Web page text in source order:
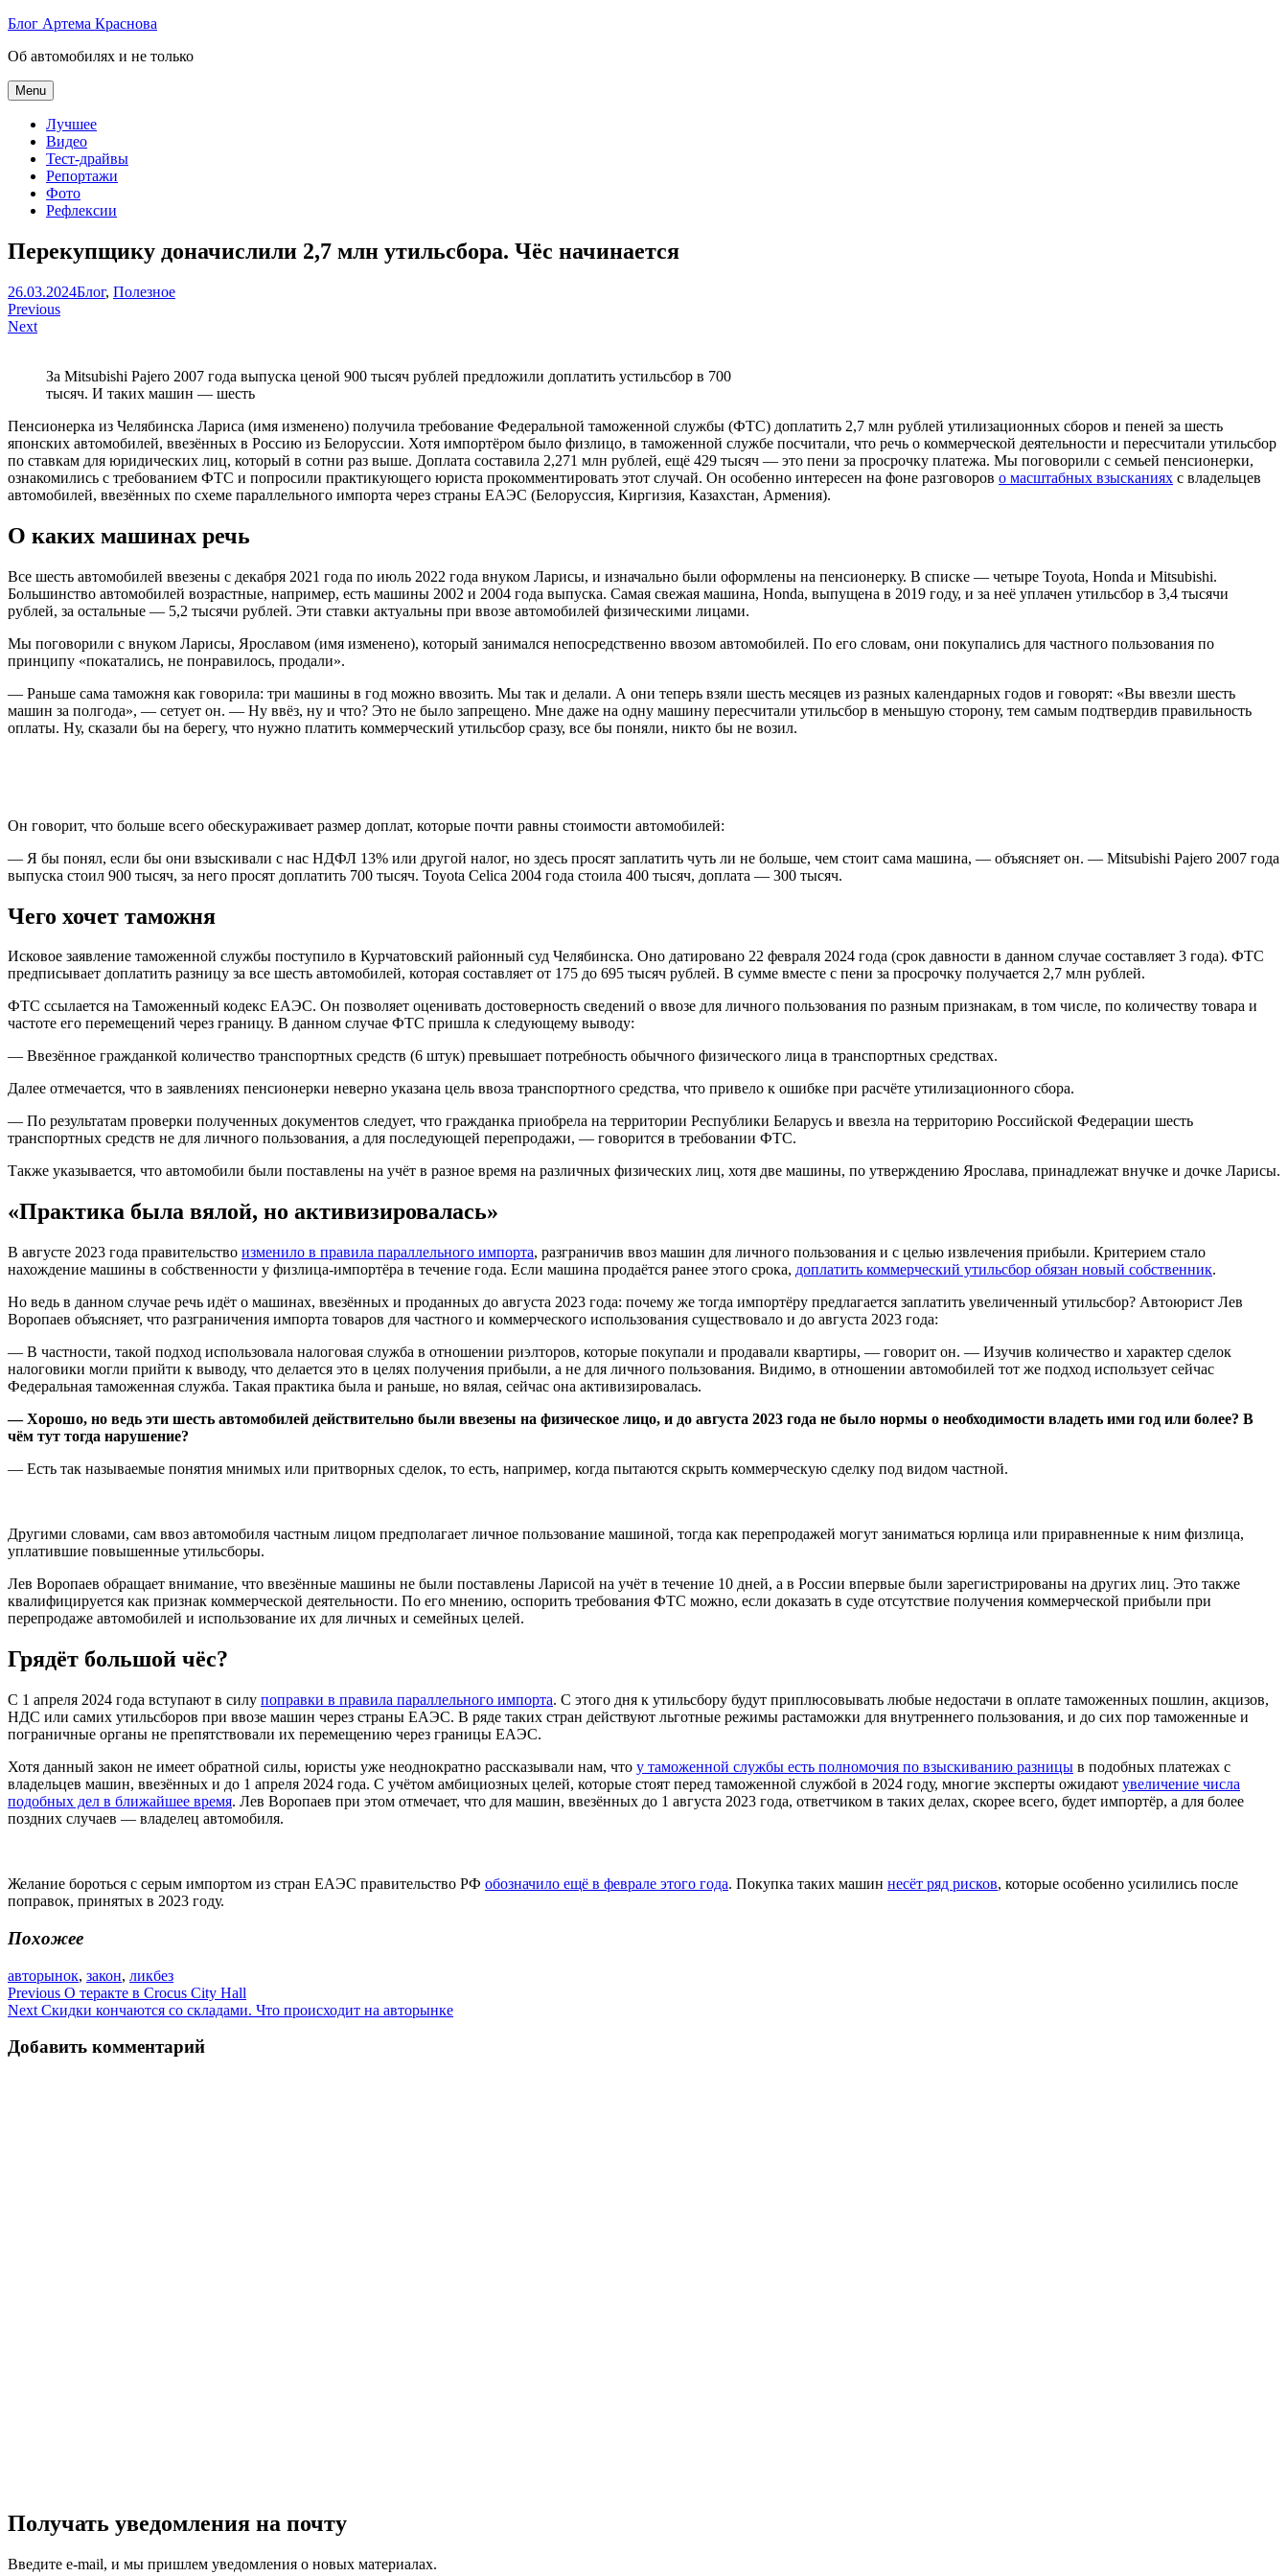
Skip
content
Блог Артема Краснова
Об автомобилях и не только
Menu
Лучшее
Видео
Тест-драйвы
Репортажи
Фото
Рефлексии
Перекупщику доначислили 2,7 млн утильсбора. Чёс начинается
Артем
Краснов
26.03.2024Блог, Полезное
Навигация
по
Previous
Next
За Mitsubishi Pajero 2007 года выпуска ценой 900 тысяч рублей предложили доплатить устильсбор в 700
тысяч. И таких машин — шесть
Пенсионерка из Челябинска Лариса (имя изменено) получила требование Федеральной таможенной службы (ФТС) доплатить 2,7 млн рублей утилизационных сборов и пеней за шесть
японских автомобилей, ввезённых в Россию из Белоруссии. Хотя импортёром было физлицо, в таможенной службе посчитали, что речь о коммерческой деятельности и пересчитали утильсбор
по ставкам для юридических лиц, который в сотни раз выше. Доплата составила 2,271 млн рублей, ещё 429 тысяч — это пени за просрочку платежа. Мы поговорили с семьей пенсионерки,
ознакомились с требованием ФТС и попросили практикующего юриста прокомментировать этот случай. Он особенно интересен на фоне разговоров о масштабных взысканиях с владельцев
автомобилей, ввезённых по схеме параллельного импорта через страны ЕАЭС (Белоруссия, Киргизия, Казахстан, Армения).
О каких машинах речь
Все шесть автомобилей ввезены с декабря 2021 года по июль 2022 года внуком Ларисы, и изначально были оформлены на пенсионерку. В списке — четыре Toyota, Honda и Mitsubishi.
Большинство автомобилей возрастные, например, есть машины 2002 и 2004 года выпуска. Самая свежая машина, Honda, выпущена в 2019 году, и за неё уплачен утильсбор в 3,4 тысячи
рублей, за остальные — 5,2 тысячи рублей. Эти ставки актуальны при ввозе автомобилей физическими лицами.
Мы поговорили с внуком Ларисы, Ярославом (имя изменено), который занимался непосредственно ввозом автомобилей. По его словам, они покупались для частного пользования по
принципу «покатались, не понравилось, продали».
— Раньше сама таможня как говорила: три машины в год можно ввозить. Мы так и делали. А они теперь взяли шесть месяцев из разных календарных годов и говорят: «Вы ввезли шесть
машин за полгода», — сетует он. — Ну ввёз, ну и что? Это не было запрещено. Мне даже на одну машину пересчитали утильсбор в меньшую сторону, тем самым подтвердив правильность
оплаты. Ну, сказали бы на берегу, что нужно платить коммерческий утильсбор сразу, все бы поняли, никто бы не возил.
Он говорит, что больше всего обескураживает размер доплат, которые почти равны стоимости автомобилей:
— Я бы понял, если бы они взыскивали с нас НДФЛ 13% или другой налог, но здесь просят заплатить чуть ли не больше, чем стоит сама машина, — объясняет он. — Mitsubishi Pajero 2007 года
выпуска стоил 900 тысяч, за него просят доплатить 700 тысяч. Toyota Celica 2004 года стоила 400 тысяч, доплата — 300 тысяч.
Чего хочет таможня
Исковое заявление таможенной службы поступило в Курчатовский районный суд Челябинска. Оно датировано 22 февраля 2024 года (срок давности в данном случае составляет 3 года). ФТС
предписывает доплатить разницу за все шесть автомобилей, которая составляет от 175 до 695 тысяч рублей. В сумме вместе с пени за просрочку получается 2,7 млн рублей.
ФТС ссылается на Таможенный кодекс ЕАЭС. Он позволяет оценивать достоверность сведений о ввозе для личного пользования по разным признакам, в том числе, по количеству товара и
частоте его перемещений через границу. В данном случае ФТС пришла к следующему выводу:
— Ввезённое гражданкой количество транспортных средств (6 штук) превышает потребность обычного физического лица в транспортных средствах.
Далее отмечается, что в заявлениях пенсионерки неверно указана цель ввоза транспортного средства, что привело к ошибке при расчёте утилизационного сбора.
— По результатам проверки полученных документов следует, что гражданка приобрела на территории Республики Беларусь и ввезла на территорию Российской Федерации шесть
транспортных средств не для личного пользования, а для последующей перепродажи, — говорится в требовании ФТС.
Также указывается, что автомобили были поставлены на учёт в разное время на различных физических лиц, хотя две машины, по утверждению Ярослава, принадлежат внучке и дочке Ларисы.
«Практика была вялой, но активизировалась»
В августе 2023 года правительство изменило в правила параллельного импорта, разграничив ввоз машин для личного пользования и с целью извлечения прибыли. Критерием стало
нахождение машины в собственности у физлица-импортёра в течение года. Если машина продаётся ранее этого срока, доплатить коммерческий утильсбор обязан новый собственник.
Но ведь в данном случае речь идёт о машинах, ввезённых и проданных до августа 2023 года: почему же тогда импортёру предлагается заплатить увеличенный утильсбор? Автоюрист Лев
Воропаев объясняет, что разграничения импорта товаров для частного и коммерческого использования существовало и до августа 2023 года:
— В частности, такой подход использовала налоговая служба в отношении риэлторов, которые покупали и продавали квартиры, — говорит он. — Изучив количество и характер сделок
налоговики могли прийти к выводу, что делается это в целях получения прибыли, а не для личного пользования. Видимо, в отношении автомобилей тот же подход использует сейчас
Федеральная таможенная служба. Такая практика была и раньше, но вялая, сейчас она активизировалась.
— Хорошо, но ведь эти шесть автомобилей действительно были ввезены на физическое лицо, и до августа 2023 года не было нормы о необходимости владеть ими год или более? В
чём тут тогда нарушение?
— Есть так называемые понятия мнимых или притворных сделок, то есть, например, когда пытаются скрыть коммерческую сделку под видом частной.
Другими словами, сам ввоз автомобиля частным лицом предполагает личное пользование машиной, тогда как перепродажей могут заниматься юрлица или приравненные к ним физлица,
уплатившие повышенные утильсборы.
Лев Воропаев обращает внимание, что ввезённые машины не были поставлены Ларисой на учёт в течение 10 дней, а в России впервые были зарегистрированы на других лиц. Это также
квалифицируется как признак коммерческой деятельности. По его мнению, оспорить требования ФТС можно, если доказать в суде отсутствие получения коммерческой прибыли при
перепродаже автомобилей и использование их для личных и семейных целей.
Грядёт большой чёс?
С 1 апреля 2024 года вступают в силу поправки в правила параллельного импорта. С этого дня к утильсбору будут приплюсовывать любые недостачи в оплате таможенных пошлин, акцизов,
НДС или самих утильсборов при ввозе машин через страны ЕАЭС. В ряде таких стран действуют льготные режимы растаможки для внутреннего пользования, и до сих пор таможенные и
пограничные органы не препятствовали их перемещению через границы ЕАЭС.
Хотя данный закон не имеет обратной силы, юристы уже неоднократно рассказывали нам, что у таможенной службы есть полномочия по взыскиванию разницы в подобных платежах с
владельцев машин, ввезённых и до 1 апреля 2024 года. С учётом амбициозных целей, которые стоят перед таможенной службой в 2024 году, многие эксперты ожидают увеличение числа
подобных дел в ближайшее время. Лев Воропаев при этом отмечает, что для машин, ввезённых до 1 августа 2023 года, ответчиком в таких делах, скорее всего, будет импортёр, а для более
поздних случаев — владелец автомобиля.
Желание бороться с серым импортом из стран ЕАЭС правительство РФ обозначило ещё в феврале этого года. Покупка таких машин несёт ряд рисков, которые особенно усилились после
поправок, принятых в 2023 году.
Похожее
авторынок, закон, ликбез
Навигация
по
записям
Previous О теракте в Crocus City Hall
Next Скидки кончаются со складами. Что происходит на авторынке
Добавить комментарий
Получать уведомления на почту
Введите e-mail, и мы пришлем уведомления о новых материалах.